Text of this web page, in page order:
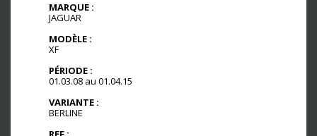
MARQUE :
JAGUAR
MODÈLE :
XF
PÉRIODE :
01.03.08 au 01.04.15
VARIANTE :
BERLINE